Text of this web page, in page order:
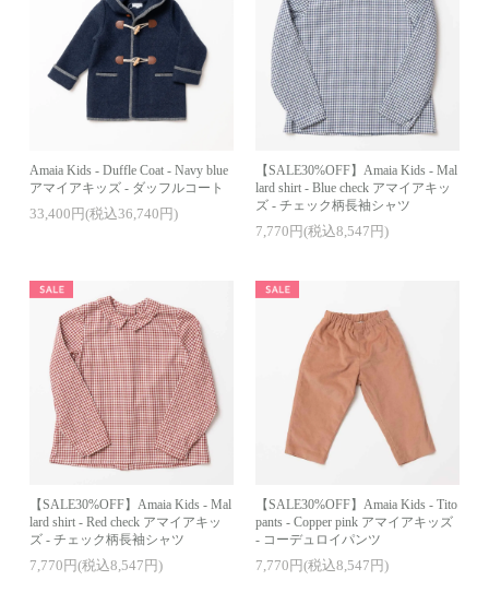
Amaia Kids - Duffle Coat - Navy blue
アマイアキッズ - ダッフルコート
33,400円(税込36,740円)
【SALE30%OFF】Amaia Kids - Mal
lard shirt - Blue check アマイアキッ
ズ - チェック柄長袖シャツ
7,770円(税込8,547円)
【SALE30%OFF】Amaia Kids - Mal
lard shirt - Red check アマイアキッ
ズ - チェック柄長袖シャツ
7,770円(税込8,547円)
【SALE30%OFF】Amaia Kids - Tito
pants - Copper pink アマイアキッズ
- コーデュロイパンツ
7,770円(税込8,547円)